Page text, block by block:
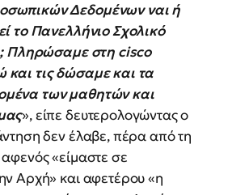
Δεδομένων ναι ή
το Πανελλήνιο Σχολικό
Πληρώσαμε στη cisco
τις δώσαμε και τα
των μαθητών και
», είπε δευτερολογώντας ο
δεν έλαβε, πέρα από τη
«είμαστε σε
Αρχή» και αφετέρου «η